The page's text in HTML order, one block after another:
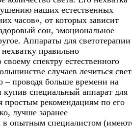
наших естественных
часов», от которых зависит
сон, эмоциональное
Аппараты для светотерапии
правильно
спектру естественного
случаев лечиться
– проводя больше времени на
купив специальный аппарат для
простым рекомендациям по его
лучше заранее
в опытным специалистом